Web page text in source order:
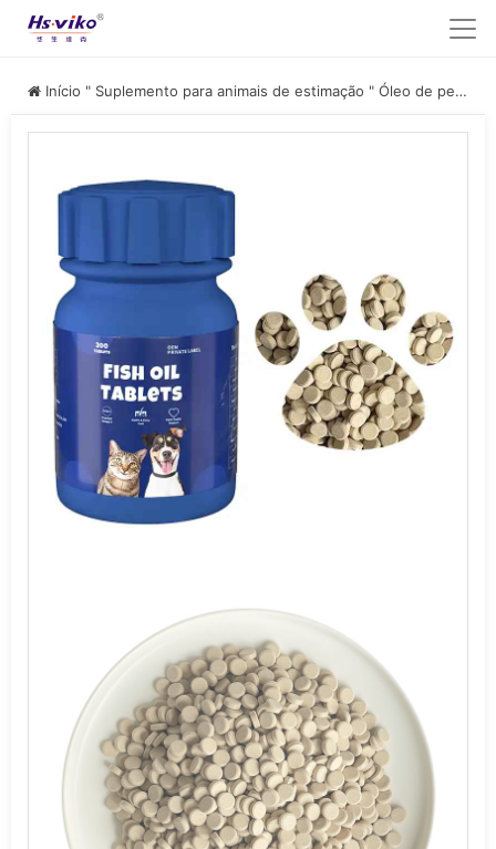
Início " Suplemento para animais de estimação " Óleo de peixe para animais de estimação